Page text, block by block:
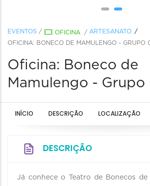
EVENTOS / OFICINA / ARTESANATO
OFICINA: BONECO DE MAMULENGO - GRUPO
Oficina: Boneco de
Mamulengo - Grupo
INÍCIO DESCRIÇÃO LOCALIZAÇÃO
DESCRIÇÃO
Já conhece o Teatro de Bonecos de